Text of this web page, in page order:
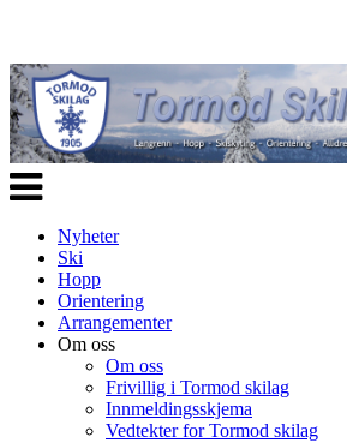
Veksle
navigasjon
Nyheter
Ski
Hopp
Orientering
Arrangementer
Om oss
Om oss
Frivillig i Tormod skilag
Innmeldingsskjema
Vedtekter for Tormod skilag